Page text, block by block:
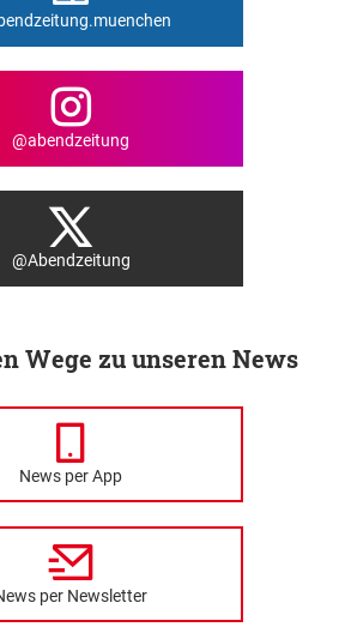
@abendzeitung
@Abendzeitung
Wege zu unseren News
News per App
per Newsletter